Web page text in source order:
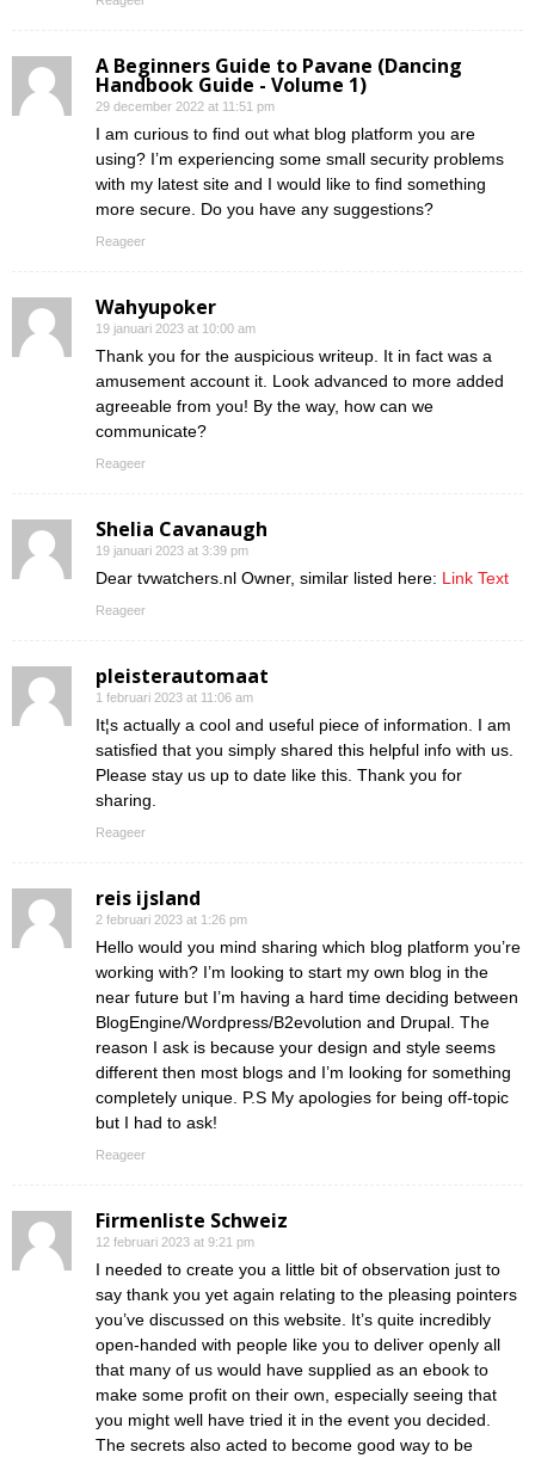
A Beginners Guide to Pavane (Dancing
Handbook Guide - Volume 1)
29 december 2022 at 11:51 pm
I am curious to find out what blog platform you are
using? I’m experiencing some small security problems
with my latest site and I would like to find something
more secure. Do you have any suggestions?
Reageer
Wahyupoker
19 januari 2023 at 10:00 am
Thank you for the auspicious writeup. It in fact was a
amusement account it. Look advanced to more added
agreeable from you! By the way, how can we
communicate?
Reageer
Shelia Cavanaugh
19 januari 2023 at 3:39 pm
Dear tvwatchers.nl Owner, similar listed here: Link Text
Reageer
pleisterautomaat
1 februari 2023 at 11:06 am
It¦s actually a cool and useful piece of information. I am
satisfied that you simply shared this helpful info with us.
Please stay us up to date like this. Thank you for
sharing.
Reageer
reis ijsland
2 februari 2023 at 1:26 pm
Hello would you mind sharing which blog platform you’re
working with? I’m looking to start my own blog in the
near future but I’m having a hard time deciding between
BlogEngine/Wordpress/B2evolution and Drupal. The
reason I ask is because your design and style seems
different then most blogs and I’m looking for something
completely unique. P.S My apologies for being off-topic
but I had to ask!
Reageer
Firmenliste Schweiz
12 februari 2023 at 9:21 pm
I needed to create you a little bit of observation just to
say thank you yet again relating to the pleasing pointers
you’ve discussed on this website. It’s quite incredibly
open-handed with people like you to deliver openly all
that many of us would have supplied as an ebook to
make some profit on their own, especially seeing that
you might well have tried it in the event you decided.
The secrets also acted to become good way to be